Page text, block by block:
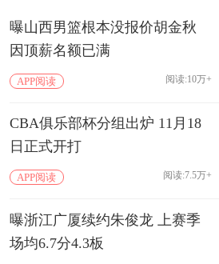
曝山西男篮根本没报价胡金秋
因顶薪名额已满
APP阅读 阅读:10万+
CBA俱乐部杯分组出炉 11月18
日正式开打
APP阅读 阅读:7.5万+
曝浙江广厦续约朱俊龙 上赛季
场均6.7分4.3板